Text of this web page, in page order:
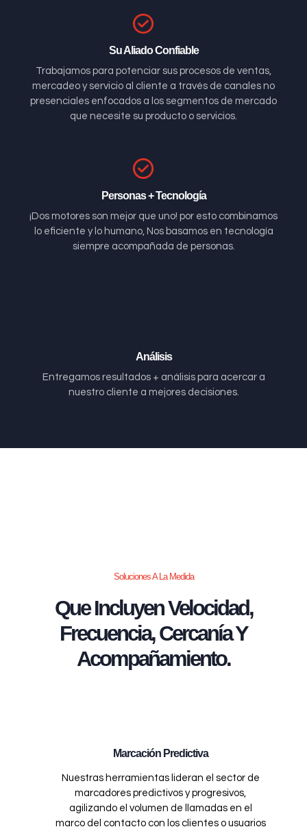
Su Aliado Confiable
Trabajamos para potenciar sus procesos de ventas,
mercadeo y servicio al cliente a través de canales no
presenciales enfocados a los segmentos de mercado
que necesite su producto o servicios.
Personas + Tecnología
¡Dos motores son mejor que uno! por esto combinamos
lo eficiente y lo humano, Nos basamos en tecnología
siempre acompañada de personas.
Análisis
Entregamos resultados + análisis para acercar a
nuestro cliente a mejores decisiones.
Soluciones A La Medida
Que Incluyen Velocidad,
Frecuencia, Cercanía Y
Acompañamiento.
Marcación Predictiva
Nuestras herramientas lideran el sector de
marcadores predictivos y progresivos,
agilizando el volumen de llamadas en el
marco del contacto con los clientes o usuarios